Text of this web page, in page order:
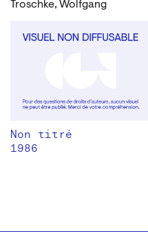
Troschke, Wolfgang
Non titré
1986